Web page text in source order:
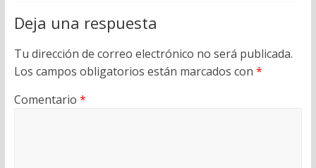
Deja una respuesta
Tu dirección de correo electrónico no será publicada.
Los campos obligatorios están marcados con *
Comentario *